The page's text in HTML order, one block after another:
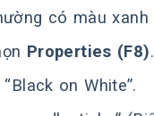
có màu
Properties (F8).
on White”.